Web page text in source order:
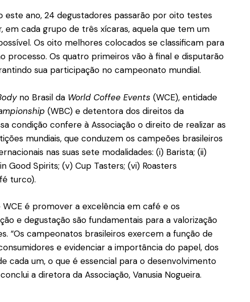
este ano, 24 degustadores passarão por oito testes
em cada grupo de três xícaras, aquela que tem um
Os oito melhores colocados se classificam para
processo. Os quatro primeiros vão à final e disputarão
sua participação no campeonato mundial.
no Brasil da World Coffee Events (WCE), entidade
(WBC) e detentora dos direitos da
condição confere à Associação o direito de realizar as
mundiais, que conduzem os campeões brasileiros
nas suas sete modalidades: (i) Barista; (ii)
Good Spirits; (v) Cup Tasters; (vi) Roasters
turco).
é promover a excelência em café e os
e degustação são fundamentais para a valorização
“Os campeonatos brasileiros exercem a função de
e evidenciar a importância do papel, dos
cada um, o que é essencial para o desenvolvimento
a diretora da Associação, Vanusia Nogueira.